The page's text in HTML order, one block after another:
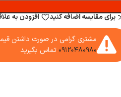
برای مقایسه اضافه کنید
افزودن به
مشتری گرامی در صورت داشتن
۰۹۱۲۰۴۸۰۹۸۰ تماس بگیرید